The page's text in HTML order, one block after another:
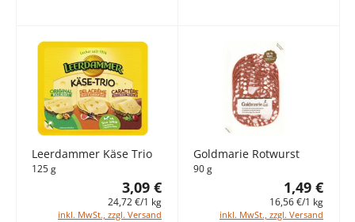
Leerdammer Käse Trio
125 g
3,09 €
24,72 €/1 kg
inkl. MwSt., zzgl. Versand
Goldmarie Rotwurst
90 g
1,49 €
16,56 €/1 kg
inkl. MwSt., zzgl. Versand